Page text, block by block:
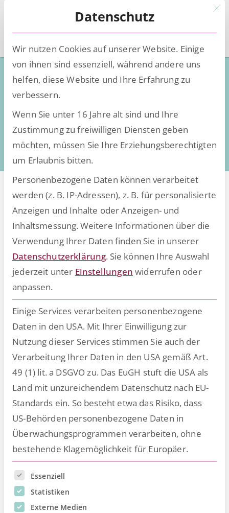
Low-Code - Deep Knowledge
Digitalisierung
daten- und dokumentenintensiver Prozesse
Alle Beiträge von
Expertenmeinungen
Kommt nach der digitalen
Transformation die GenAI-
Transformation?
Mit
Datenschutz
Wir nutzen Cookies auf unserer Website. Einige
von ihnen sind essenziell, während andere uns
helfen, diese Website und Ihre Erfahrung zu
verbessern.
Wenn Sie unter 16 Jahre alt sind und Ihre
Zustimmung zu freiwilligen Diensten geben
möchten, müssen Sie Ihre Erziehungsberechtigten
um Erlaubnis bitten.
Personenbezogene Daten können verarbeitet
werden (z. B. IP-Adressen), z. B. für personalisierte
Anzeigen und Inhalte oder Anzeigen- und
Inhaltsmessung. Weitere Informationen über die
Verwendung Ihrer Daten finden Sie in unserer
Datenschutzerklärung. Sie können Ihre Auswahl
jederzeit unter Einstellungen widerrufen oder
anpassen.
Einige Services verarbeiten personenbezogene
Daten in den USA. Mit Ihrer Einwilligung zur
Nutzung dieser Services stimmen Sie auch der
Verarbeitung Ihrer Daten in den USA gemäß Art.
49 (1) lit. a DSGVO zu. Das EuGH stuft die USA als
Land mit unzureichendem Datenschutz nach EU-
Standards ein. So besteht etwa das Risiko, dass
US-Behörden personenbezogene Daten in
Überwachungsprogrammen verarbeiten, ohne
bestehende Klagemöglichkeit für Europäer.
Es folgt eine Liste der Service-Gruppen, für die eine
Essenziell
Statistiken
Externe Medien